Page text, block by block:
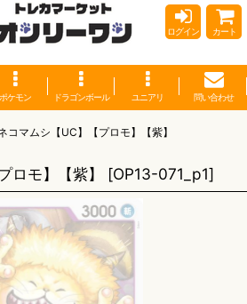
ログイン カート
ポケモン ドラゴンボール ユニアリ 問い合わせ
コマムシ【UC】【プロモ】【紫】
ロモ】【紫】 [OP13-071_p1]